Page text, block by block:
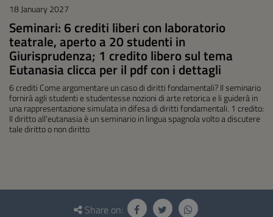
18 January 2027
Seminari: 6 crediti liberi con laboratorio
teatrale, aperto a 20 studenti in
Giurisprudenza; 1 credito libero sul tema
Eutanasia clicca per il pdf con i dettagli
6 crediti Come argomentare un caso di diritti fondamentali? Il seminario
fornirà agli studenti e studentesse nozioni di arte retorica e li guiderà in
una rappresentazione simulata in difesa di diritti fondamentali. 1 credito:
Il diritto all'eutanasia è un seminario in lingua spagnola volto a discutere
tale diritto o non diritto
Questionnaire
Share on: